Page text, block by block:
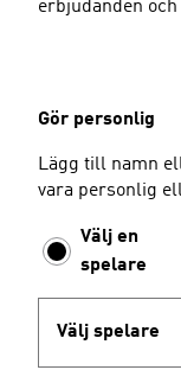
erbjudanden
Gör personlig
Lägg till namn
vara personlig
Välj en
spelare
Välj spelare